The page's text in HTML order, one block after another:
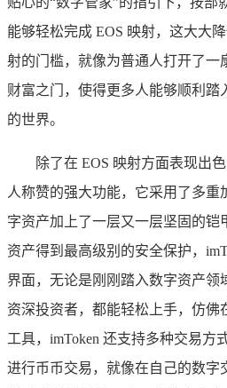
能够轻松完成 EOS 映射，这大大
射的门槛，就像为普通人打开了一
财富之门，使得更多人能够顺利踏
的世界。
除了在 EOS 映射方面表现出
人称赞的强大功能，它采用了多
字资产加上了一层又一层坚固的铠
资产得到最高级别的安全保护，
界面，无论是刚刚踏入数字资产领
资深投资者，都能轻松上手，仿佛
工具，imToken 还支持多种交易方
进行币币交易，就像在自己的数字